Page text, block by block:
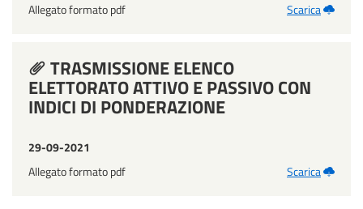
Allegato formato pdf
Scarica
TRASMISSIONE ELENCO
ELETTORATO ATTIVO E PASSIVO CON
INDICI DI PONDERAZIONE
29-09-2021
Allegato formato pdf
Scarica